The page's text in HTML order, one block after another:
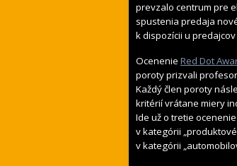
prevzalo centrum pre
spustenia predaja
k dispozícii u
Ocenenie Red Dot
poroty prizvali
Každý člen poroty
kritérií vrátane miery
Ide už o tretie
v kategórii
v kategórii